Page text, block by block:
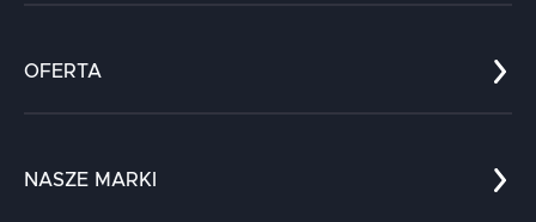
Kariera
Kontakt
OFERTA
Chatboty
NASZE MARKI